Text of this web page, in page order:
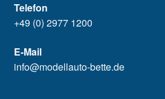
Telefon
+49 (0) 2977 1200
E-Mail
info@modellauto-bette.de